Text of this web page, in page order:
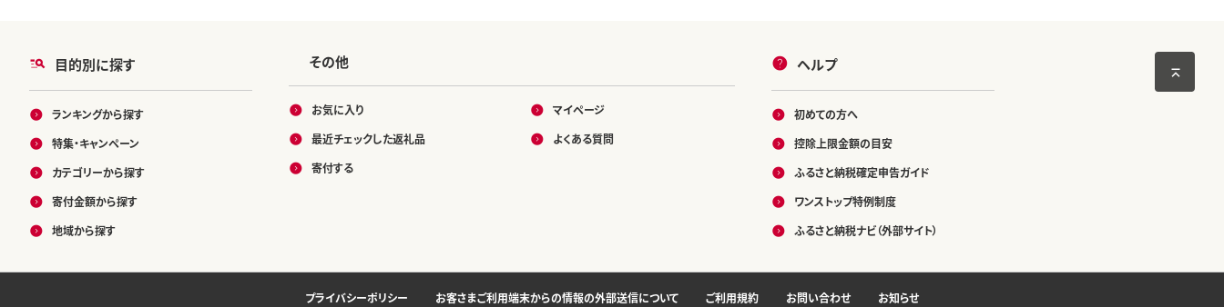
目的別に探す
ランキングから探す
特集・キャンペーン
カテゴリーから探す
寄付金額から探す
地域から探す
その他
お気に入り
最近チェックした返礼品
寄付する
マイページ
よくある質問
ヘルプ
初めての方へ
控除上限金額の目安
ふるさと納税確定申告ガイド
ワンストップ特例制度
ふるさと納税ナビ（外部サイト）
プライバシーポリシー お客さまご利用端末からの情報の外部送信について ご利用規約 お問い合わせ お知らせ